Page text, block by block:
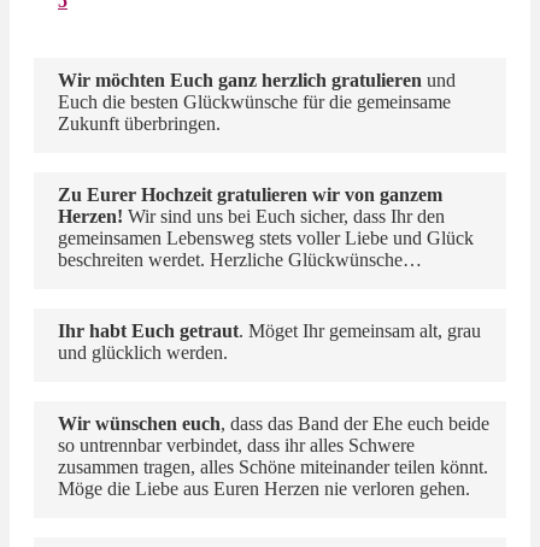
Wir möchten Euch ganz herzlich gratulieren und
Euch die besten Glückwünsche für die gemeinsame
Zukunft überbringen.
Zu Eurer Hochzeit gratulieren wir von ganzem
Herzen! Wir sind uns bei Euch sicher, dass Ihr den
gemeinsamen Lebensweg stets voller Liebe und Glück
beschreiten werdet. Herzliche Glückwünsche…
Ihr habt Euch getraut. Möget Ihr gemeinsam alt, grau
und glücklich werden.
Wir wünschen euch, dass das Band der Ehe euch beide
so untrennbar verbindet, dass ihr alles Schwere
zusammen tragen, alles Schöne miteinander teilen könnt.
Möge die Liebe aus Euren Herzen nie verloren gehen.